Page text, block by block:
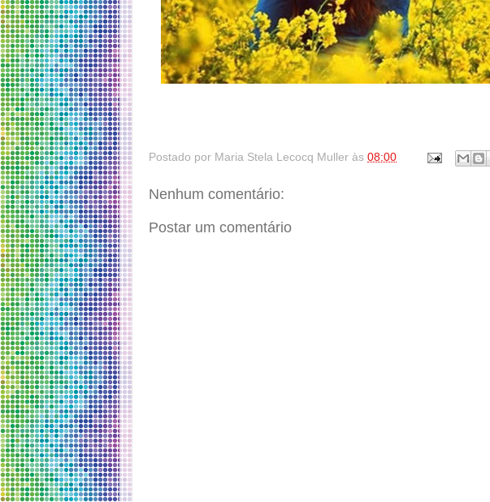
Postado por Maria Stela Lecocq Muller às 08:00
Nenhum comentário:
Postar um comentário